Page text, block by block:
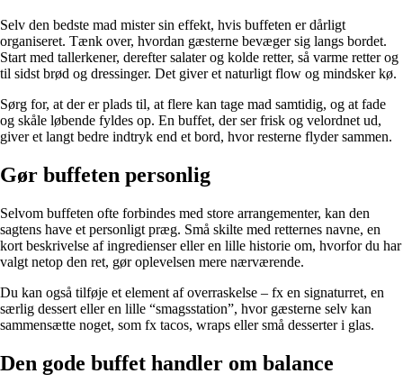
Selv den bedste mad mister sin effekt, hvis buffeten er dårligt
organiseret. Tænk over, hvordan gæsterne bevæger sig langs bordet.
Start med tallerkener, derefter salater og kolde retter, så varme retter og
til sidst brød og dressinger. Det giver et naturligt flow og mindsker kø.
Sørg for, at der er plads til, at flere kan tage mad samtidig, og at fade
og skåle løbende fyldes op. En buffet, der ser frisk og velordnet ud,
giver et langt bedre indtryk end et bord, hvor resterne flyder sammen.
Gør buffeten personlig
Selvom buffeten ofte forbindes med store arrangementer, kan den
sagtens have et personligt præg. Små skilte med retternes navne, en
kort beskrivelse af ingredienser eller en lille historie om, hvorfor du har
valgt netop den ret, gør oplevelsen mere nærværende.
Du kan også tilføje et element af overraskelse – fx en signaturret, en
særlig dessert eller en lille “smagsstation”, hvor gæsterne selv kan
sammensætte noget, som fx tacos, wraps eller små desserter i glas.
Den gode buffet handler om balance